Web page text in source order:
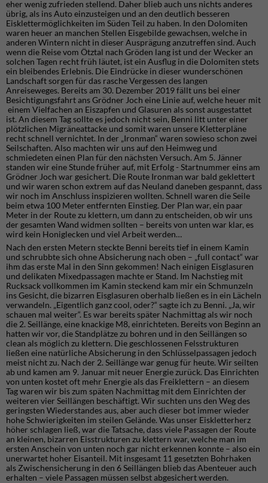
eher wenig zufrieden stellend. Daher blieb auch uns nichts anderes
übrig, als ins Auto einzusteigen und an den deutlich besseren
Eisklettermöglichkeiten im Süden Teil zu haben. In den Dolomiten
waren heuer an manchen Stellen Eisgebilde gewachsen, welche in
anderen Wintern nicht in dieser Ausprägung anzutreffen sind. Auch
wenn die Reise vom Ötztal nach Gröden lang ist und der Wecker an
solchen Tagen recht früh läutet, ist ein Ausflug in die Dolomiten stets
ein bleibendes Erlebnis. Die Eindrücke in dieser wunderschönen
Landschaft sorgen für das rasche Vergessen des langen
Anreiseweges. Bereits am 30. Dezember 2019 fällt uns bei einer
Besichtigungsfahrt ans Grödner Joch eine Linie auf, welche heuer mit
einem Vielfachen an Eiszapfen und Glasuren als sonst ausgestattet
ist. An diesem Tag sollte es jedoch nicht sein, Benni litt unter einer
plötzlichen Migräneattacke und somit waren unsere Kletterpläne
recht schnell vernichtet. In der „Ironman“ waren sowieso schon zwei
Seilschaften. Also machten wir uns auf den Heimweg und
schmiedeten einen Plan für den nächsten Versuch. Am 5. Jänner
standen wir eine Stunde früher auf, mit Erfolg - Startnummer eins am
Grödner Joch war gesichert. Die Route Ironman war bald geklettert
und wir waren schon extrem auf das Neuland daneben gespannt, dass
wir noch im Anschluss inspizieren wollten. Schnell waren die Seile
beim etwa 100 Meter entfernten Einstieg. Der Plan war, ein paar
Meter in der Route zu klettern, um dann zu entscheiden, ob wir uns
der gesamten Wand widmen sollten – bereits von unten war klar, es
wird kein Honiglecken und viel Arbeit werden…
Nach den ersten Metern steckte Benni bereits tief in einem Kamin
und schrubbte sich ohne Absicherung nach oben – „full contact“ war
ihm das erste Mal in den Sinn gekommen! Nach einigen Eisglasuren
und delikaten Mixedpassagen machte er Stand. Im Nachstieg mit
Rucksack vollkommen im Kamin steckend kam mir ein Schmunzeln
ins Gesicht, die bizarren Eisglasuren oberhalb ließen es in ein Lächeln
verwandeln. „Eigentlich ganz cool, oder?“ sagte ich zu Benni. „Ja, wir
schauen mal weiter“. Es war bereits später Nachmittag als wir noch
die 2. Seillänge, eine knackige M8, einrichteten. Bereits von Beginn an
hatten wir vor, die Standplätze zu bohren und in den Seillängen so
clean als möglich zu klettern. Die geschlossenen Felsstrukturen
ließen eine natürliche Absicherung in den Schlüsselpassagen jedoch
meist nicht zu. Nach der 2. Seillänge war genug für heute. Wir seilten
ab und kamen am 9. Januar mit neuer Energie zurück. Das Einrichten
von unten kostet oft mehr Energie als das Freiklettern – an diesem
Tag waren wir bis zum späten Nachmittag mit dem Einrichten der
weiteren vier Seillängen beschäftigt. Wir suchten uns den Weg des
geringsten Wiederstandes aus, aber auch dieser bot immer wieder
hohe Schwierigkeiten im steilen Gelände. Was unser Eiskletterherz
höher schlagen ließ, war die Tatsache, dass viele Passagen der Route
an kleinen, bizarren Eisstrukturen zu klettern war, welche man im
ersten Anschein von unten noch gar nicht erkennen konnte – also ein
unerwartet hoher Eisanteil. Mit insgesamt 11 gesetzten Bohrhaken
als Zwischensicherung in den 6 Seillängen blieb das Abenteuer auch
erhalten – viele Passagen müssen selbst abgesichert werden.